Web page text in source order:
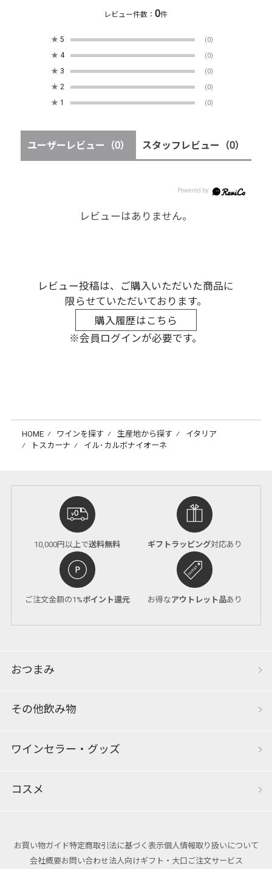
レビュー件数：0件
★ 5 (0)
★ 4 (0)
★ 3 (0)
★ 2 (0)
★ 1 (0)
ユーザーレビュー （0） スタッフレビュー （0）
レビューはありません。
レビュー投稿は、ご購入いただいた商品に
限らせていただいております。
購入履歴はこちら
※会員ログインが必要です。
HOME ⁄ ワインを探す ⁄ 生産地から探す ⁄ イタリア
⁄
トスカーナ ⁄ イル･カルボナイオーネ
10,000円以上で送料無料 ギフトラッピング対応あり
ご注文金額の1%ポイント還元 お得なアウトレット品あり
おつまみ
その他飲み物
ワインセラー・グッズ
コスメ
お買い物ガイド特定商取引法に基づく表示個人情報取り扱いについて
会社概要お問い合わせ法人向けギフト・大口ご注文サービス